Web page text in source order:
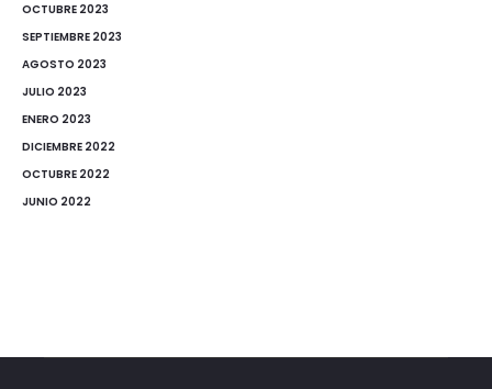
OCTUBRE 2023
SEPTIEMBRE 2023
AGOSTO 2023
JULIO 2023
ENERO 2023
DICIEMBRE 2022
OCTUBRE 2022
JUNIO 2022